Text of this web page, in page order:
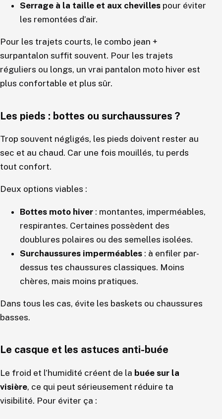
Serrage à la taille et aux chevilles pour éviter
les remontées d’air.
Pour les trajets courts, le combo jean +
surpantalon suffit souvent. Pour les trajets
réguliers ou longs, un vrai pantalon moto hiver est
plus confortable et plus sûr.
Les pieds : bottes ou surchaussures ?
Trop souvent négligés, les pieds doivent rester au
sec et au chaud. Car une fois mouillés, tu perds
tout confort.
Deux options viables :
Bottes moto hiver : montantes, imperméables,
respirantes. Certaines possèdent des
doublures polaires ou des semelles isolées.
Surchaussures imperméables : à enfiler par-
dessus tes chaussures classiques. Moins
chères, mais moins pratiques.
Dans tous les cas, évite les baskets ou chaussures
basses.
Le casque et les astuces anti-buée
Le froid et l’humidité créent de la buée sur la
visière, ce qui peut sérieusement réduire ta
visibilité. Pour éviter ça :